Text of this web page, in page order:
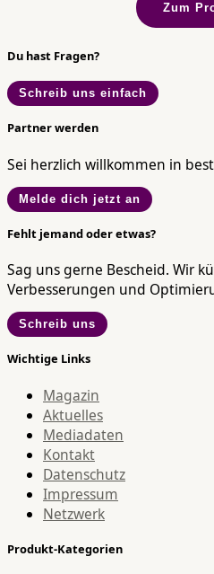
Zum
Du hast Fragen?
Schreib uns einfach
Partner werden
Sei herzlich willkommen in
Melde dich jetzt an
Fehlt jemand oder etwas?
Sag uns gerne Bescheid. Wir
Verbesserungen und
Schreib uns
Wichtige Links
Magazin
Aktuelles
Mediadaten
Kontakt
Datenschutz
Impressum
Netzwerk
Produkt-Kategorien